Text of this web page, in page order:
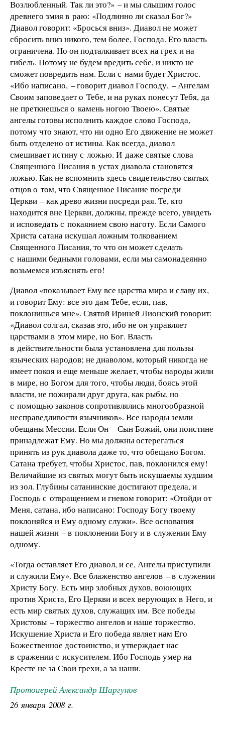
Возлюбленный. Так ли это?» – и мы слышим голос
древнего змия в раю: «Подлинно ли сказал Бог?»
Диавол говорит: «Бросься вниз». Диавол не может
сбросить вниз никого, тем более, Господа. Его власть
ограничена. Но он подталкивает всех на грех и на
гибель. Потому не будем вредить себе, и никто не
сможет повредить нам. Если с нами будет Христос.
«Ибо написано, – говорит диавол Господу, – Ангелам
Своим заповедает о Тебе, и на руках понесут Тебя, да
не преткнешься о камень ногою Твоею». Святые
ангелы готовы исполнить каждое слово Господа,
потому что знают, что ни одно Его движение не может
быть отделено от истины. Как всегда, диавол
смешивает истину с ложью. И даже святые слова
Священного Писания в устах диавола становятся
ложью. Как не вспомнить здесь свидетельство святых
отцов о том, что Священное Писание посреди
Церкви – как древо жизни посреди рая. Те, кто
находится вне Церкви, должны, прежде всего, увидеть
и исповедать с покаянием свою наготу. Если Самого
Христа сатана искушал ложным толкованием
Священного Писания, то что он может сделать
с нашими бедными головами, если мы самонадеянно
возьмемся изъяснять его!
Диавол «показывает Ему все царства мира и славу их,
и говорит Ему: все это дам Тебе, если, пав,
поклонишься мне». Святой Ириней Лионский говорит:
«Диавол солгал, сказав это, ибо не он управляет
царствами в этом мире, но Бог. Власть
в действительности была установлена для пользы
языческих народов; не диаволом, который никогда не
имеет покоя и еще меньше желает, чтобы народы жили
в мире, но Богом для того, чтобы люди, боясь этой
власти, не пожирали друг друга, как рыбы, но
с помощью законов сопротивлялись многообразной
несправедливости язычников». Все народы земли
обещаны Мессии. Если Он – Сын Божий, они поистине
принадлежат Ему. Но мы должны остерегаться
принять из рук диавола даже то, что обещано Богом.
Сатана требует, чтобы Христос, пав, поклонился ему!
Величайшие из святых могут быть искушаемы худшим
из зол. Глубины сатанинские достигают предела, и
Господь с отвращением и гневом говорит: «Отойди от
Меня, сатана, ибо написано: Господу Богу твоему
поклоняйся и Ему одному служи». Все основания
нашей жизни – в поклонении Богу и в служении Ему
одному.
«Тогда оставляет Его диавол, и се, Ангелы приступили
и служили Ему». Все блаженство ангелов – в служении
Христу Богу. Есть мир злобных духов, воюющих
против Христа, Его Церкви и всех верующих в Него, и
есть мир святых духов, служащих им. Все победы
Христовы – торжество ангелов и наше торжество.
Искушение Христа и Его победа являет нам Его
Божественное достоинство, и утверждает нас
в сражении с искусителем. Ибо Господь умер на
Кресте не за Свои грехи, а за наши.
Протоиерей Александр Шаргунов
26 января 2008 г.